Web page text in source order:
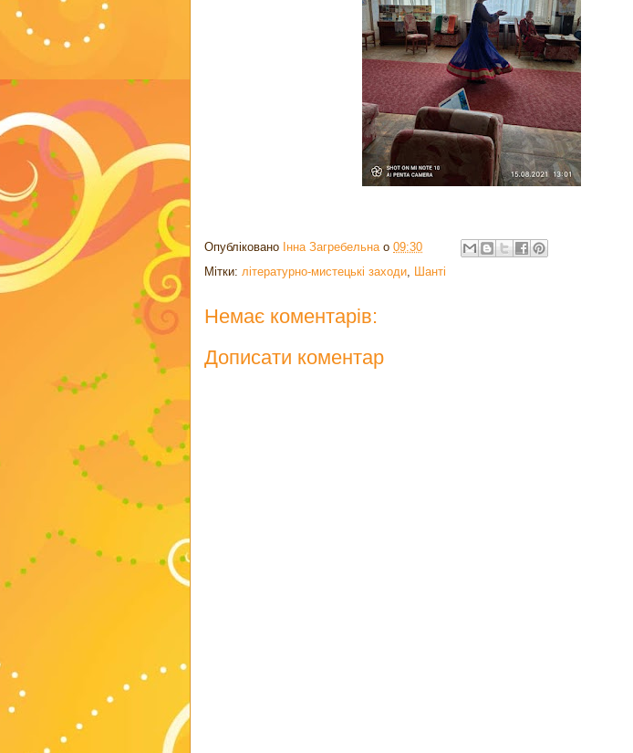
Опубліковано Інна Загребельна о 09:30
Мітки: літературно-мистецькі заходи Шанті
Немає коментарів:
Дописати коментар